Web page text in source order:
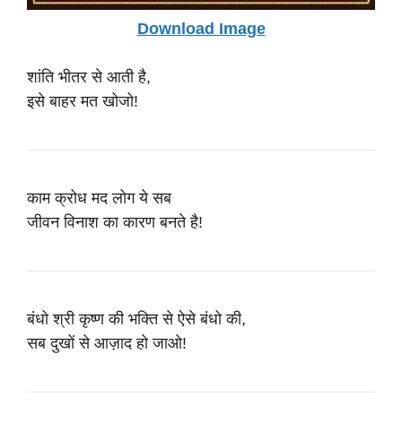
Download Image
शांति भीतर से आती है,
इसे बाहर मत खोजो!
काम क्रोध मद लोग ये सब
जीवन विनाश का कारण बनते है!
बंधो श्री कृष्ण की भक्ति से ऐसे बंधो की,
सब दुखों से आज़ाद हो जाओ!